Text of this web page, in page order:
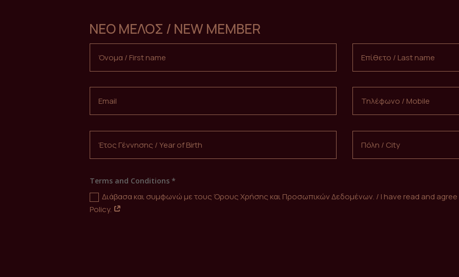
ΝΕΟ ΜΕΛΟΣ / NEW MEMBER
Terms and Conditions *
Διάβασα και συμφωνώ με τους Όρους Χρήσης και Προσωπικών Δεδομένων. / I have read and
Policy.